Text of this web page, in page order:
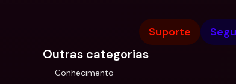
Suporte
Outras categorias
Conhecimento